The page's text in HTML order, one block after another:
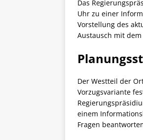
Das
Uhr zu einer
Vorstellung des
Austausch mit
Der Westteil der
Vorzugsvariante
einem
Fragen